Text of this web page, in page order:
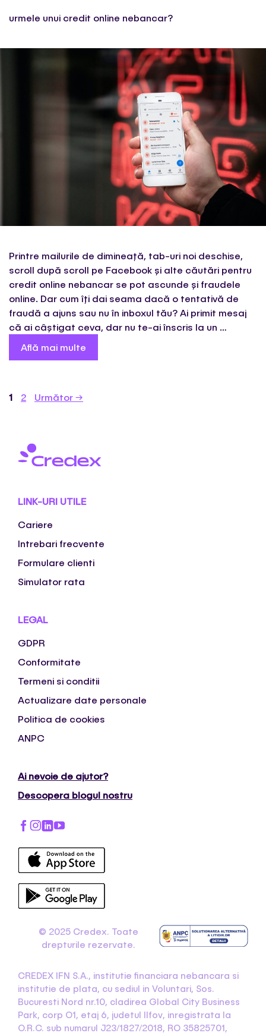
urmele unui credit online nebancar?
Printre mailurile de dimineață, tab-uri noi deschise,
scroll după scroll pe Facebook și alte căutări pentru
credit online nebancar se pot ascunde și fraudele
online. Dar cum îți dai seama dacă o tentativă de
fraudă a ajuns sau nu în inboxul tău? Ai primit mesaj
că ai câștigat ceva, dar nu te-ai înscris la un …
Află mai multe
1 2 Următor →
LINK-URI UTILE
Cariere
Intrebari frecvente
Formulare clienti
Simulator rata
LEGAL
GDPR
Conformitate
Termeni si conditii
Actualizare date personale
Politica de cookies
ANPC
Ai nevoie de ajutor?
Descopera blogul nostru
© 2025 Credex. Toate
drepturile rezervate.
CREDEX IFN S.A., institutie financiara nebancara si
institutie de plata, cu sediul in Voluntari, Sos.
Bucuresti Nord nr.10, cladirea Global City Business
Park, corp O1, etaj 6, judetul Ilfov, inregistrata la
O.R.C. sub numarul J23/1827/2018, RO 35825701,